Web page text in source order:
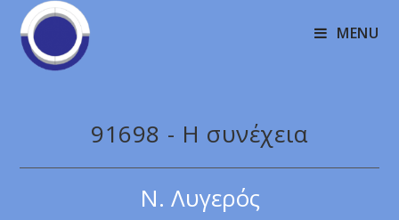
MENU
91698 - Η συνέχεια
Ν. Λυγερός